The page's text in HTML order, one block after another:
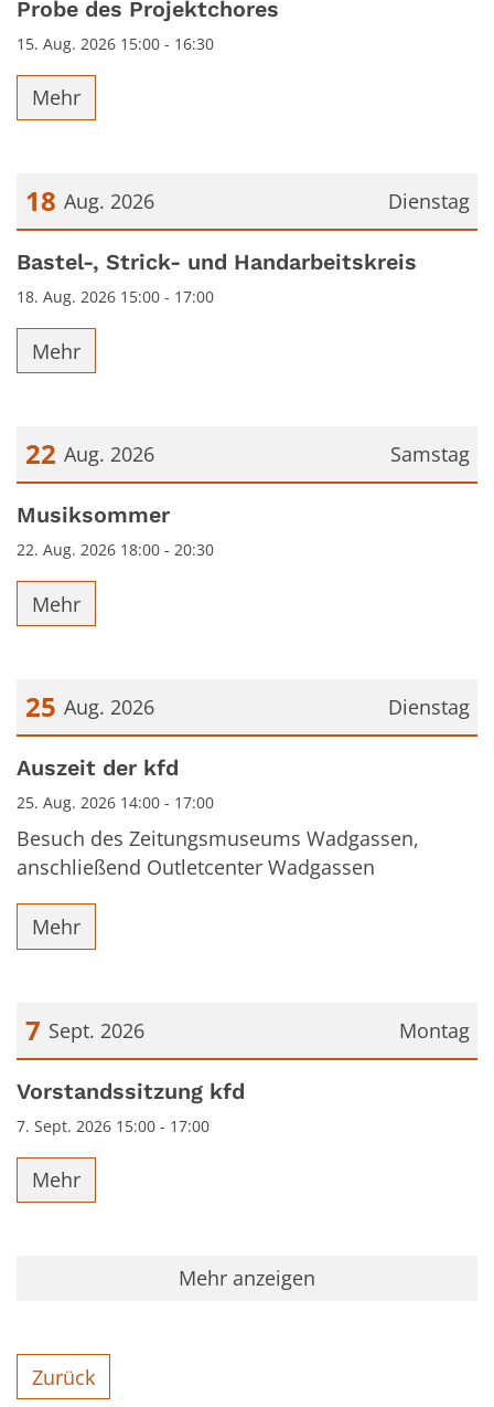
Probe des Projektchores
15. Aug. 2026 15:00 - 16:30
Mehr
Dienstag
18 Aug. 2026
Datum: 18. August 2026
Bastel-, Strick- und Handarbeitskreis
18. Aug. 2026 15:00 - 17:00
Mehr
Samstag
22 Aug. 2026
Datum: 22. August 2026
Musiksommer
22. Aug. 2026 18:00 - 20:30
Mehr
Dienstag
25 Aug. 2026
Datum: 25. August 2026
Auszeit der kfd
25. Aug. 2026 14:00 - 17:00
Besuch des Zeitungsmuseums Wadgassen,
anschließend Outletcenter Wadgassen
Mehr
Montag
7 Sept. 2026
Datum: 7. September 2026
Vorstandssitzung kfd
7. Sept. 2026 15:00 - 17:00
Mehr
Mehr anzeigen
Zurück